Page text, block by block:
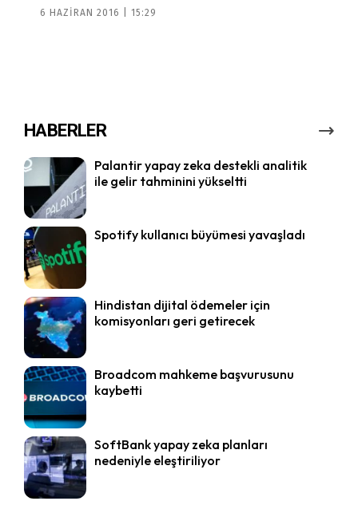
6 HAZIRAN 2016 | 15:29
HABERLER
Palantir yapay zeka destekli analitik
ile gelir tahminini yükseltti
Spotify kullanıcı büyümesi yavaşladı
Hindistan dijital ödemeler için
komisyonları geri getirecek
Broadcom mahkeme başvurusunu
kaybetti
SoftBank yapay zeka planları
nedeniyle eleştiriliyor